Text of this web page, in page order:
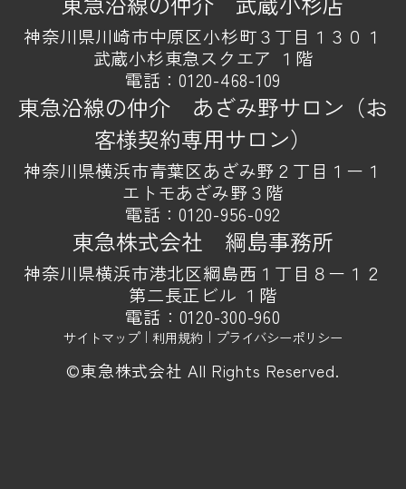
神奈川県川崎市中原区小杉町３丁目１３０１
武蔵小杉東急スクエア １階
電話：0120-468-109
東急沿線の仲介 あざみ野サロン（お
客様契約専用サロン）
神奈川県横浜市青葉区あざみ野２丁目１ー１
エトモあざみ野３階
電話：0120-956-092
東急株式会社 綱島事務所
神奈川県横浜市港北区綱島西１丁目８ー１２
第二長正ビル １階
電話： 0120-300-960
サイトマップ｜ 利用規約 ｜ プライバシーポリシー
©東急株式会社 All Rights Reserved.